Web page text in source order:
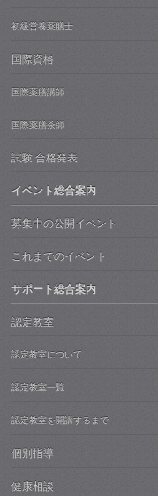
初級営養薬膳士
国際資格
国際薬膳講師
国際薬膳茶師
試験 合格発表
イベント総合案内
募集中の公開イベント
これまでのイベント
サポート総合案内
認定教室
認定教室について
認定教室一覧
認定教室を開講するまで
個別指導
健康相談